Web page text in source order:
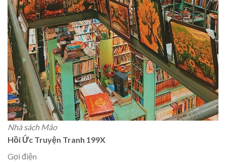
Nhà sách Mão
Hồi Ức Truyện Tranh 199X
Gọi điện